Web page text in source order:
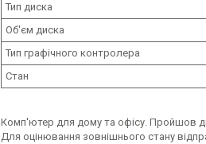
Тип диска
Об'єм диска
Тип графічного контролера
Стан
Комп'ютер для дому та офісу. Пройшов
Для оцінювання зовнішнього стану